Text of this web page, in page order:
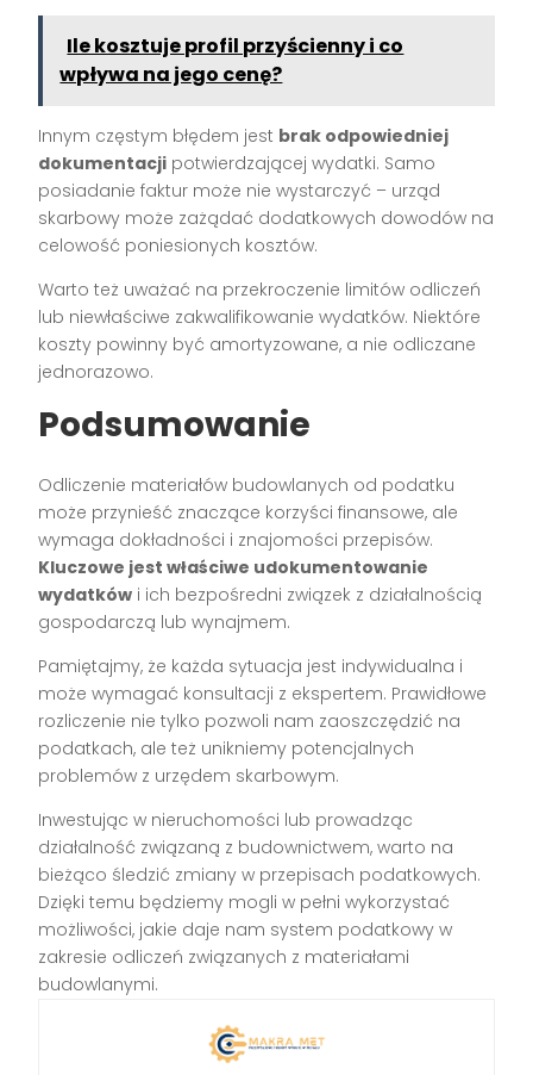
Ile kosztuje profil przyścienny i co
wpływa na jego cenę?
Innym częstym błędem jest brak odpowiedniej
dokumentacji potwierdzającej wydatki. Samo
posiadanie faktur może nie wystarczyć – urząd
skarbowy może zażądać dodatkowych dowodów na
celowość poniesionych kosztów.
Warto też uważać na przekroczenie limitów odliczeń
lub niewłaściwe zakwalifikowanie wydatków. Niektóre
koszty powinny być amortyzowane, a nie odliczane
jednorazowo.
Podsumowanie
Odliczenie materiałów budowlanych od podatku
może przynieść znaczące korzyści finansowe, ale
wymaga dokładności i znajomości przepisów.
Kluczowe jest właściwe udokumentowanie
wydatków i ich bezpośredni związek z działalnością
gospodarczą lub wynajmem.
Pamiętajmy, że każda sytuacja jest indywidualna i
może wymagać konsultacji z ekspertem. Prawidłowe
rozliczenie nie tylko pozwoli nam zaoszczędzić na
podatkach, ale też unikniemy potencjalnych
problemów z urzędem skarbowym.
Inwestując w nieruchomości lub prowadząc
działalność związaną z budownictwem, warto na
bieżąco śledzić zmiany w przepisach podatkowych.
Dzięki temu będziemy mogli w pełni wykorzystać
możliwości, jakie daje nam system podatkowy w
zakresie odliczeń związanych z materiałami
budowlanymi.